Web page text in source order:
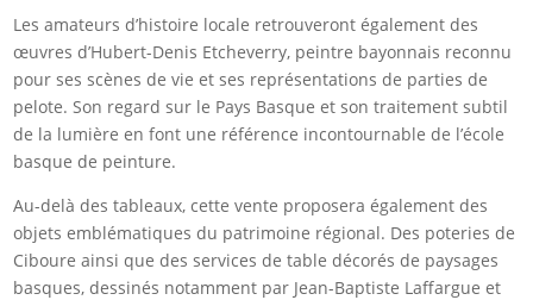
Les amateurs d’histoire locale retrouveront également des
œuvres d’Hubert-Denis Etcheverry, peintre bayonnais reconnu
pour ses scènes de vie et ses représentations de parties de
pelote. Son regard sur le Pays Basque et son traitement subtil
de la lumière en font une référence incontournable de l’école
basque de peinture.
Au-delà des tableaux, cette vente proposera également des
objets emblématiques du patrimoine régional. Des poteries de
Ciboure ainsi que des services de table décorés de paysages
basques, dessinés notamment par Jean-Baptiste Laffargue et